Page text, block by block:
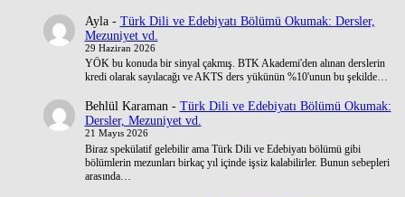
Ayla- Türk Dili ve Edebiyatı Bölümü Okumak: Dersler,
Mezuniyet vd.
29 Haziran 2026
YÖK bu konuda bir sinyal çakmış. BTK Akademi'den alınan derslerin
kredi olarak sayılacağı ve AKTS ders yükünün %10'unun bu şekilde…
Behlül Karaman- Türk Dili ve Edebiyatı Bölümü Okumak:
Dersler, Mezuniyet vd.
21 Mayıs 2026
Biraz spekülatif gelebilir ama Türk Dili ve Edebiyatı bölümü gibi
bölümlerin mezunları birkaç yıl içinde işsiz kalabilirler. Bunun sebepleri
arasında…